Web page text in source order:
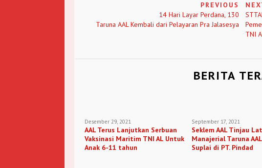
PREVIOUS
14 Hari Layar Perdana, 130
Taruna AAL Kembali dari Pelayaran Pra Jalasesya
TNI
BERITA
Desember 29, 2021
AAL Terus Lanjutkan Serbuan
Vaksinasi Maritim TNI AL Untuk
Anak 6-11 tahun
September 17, 2021
Seklem AAL Tinjau
Manajerial Taruna
Suplai di PT. Pindad